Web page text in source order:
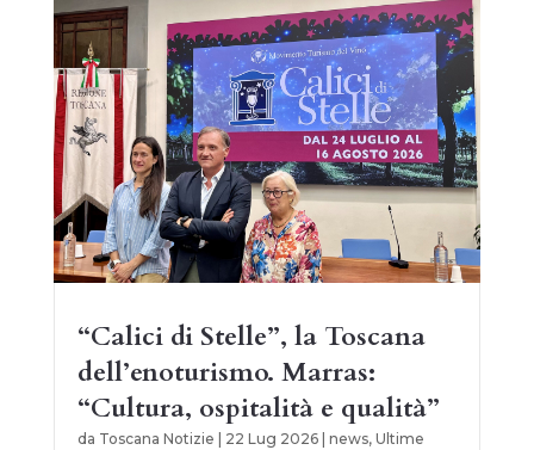
“Calici di Stelle”, la Toscana
dell’enoturismo. Marras:
“Cultura, ospitalità e qualità”
da Toscana Notizie 22 Lug 2026| news, Ultime